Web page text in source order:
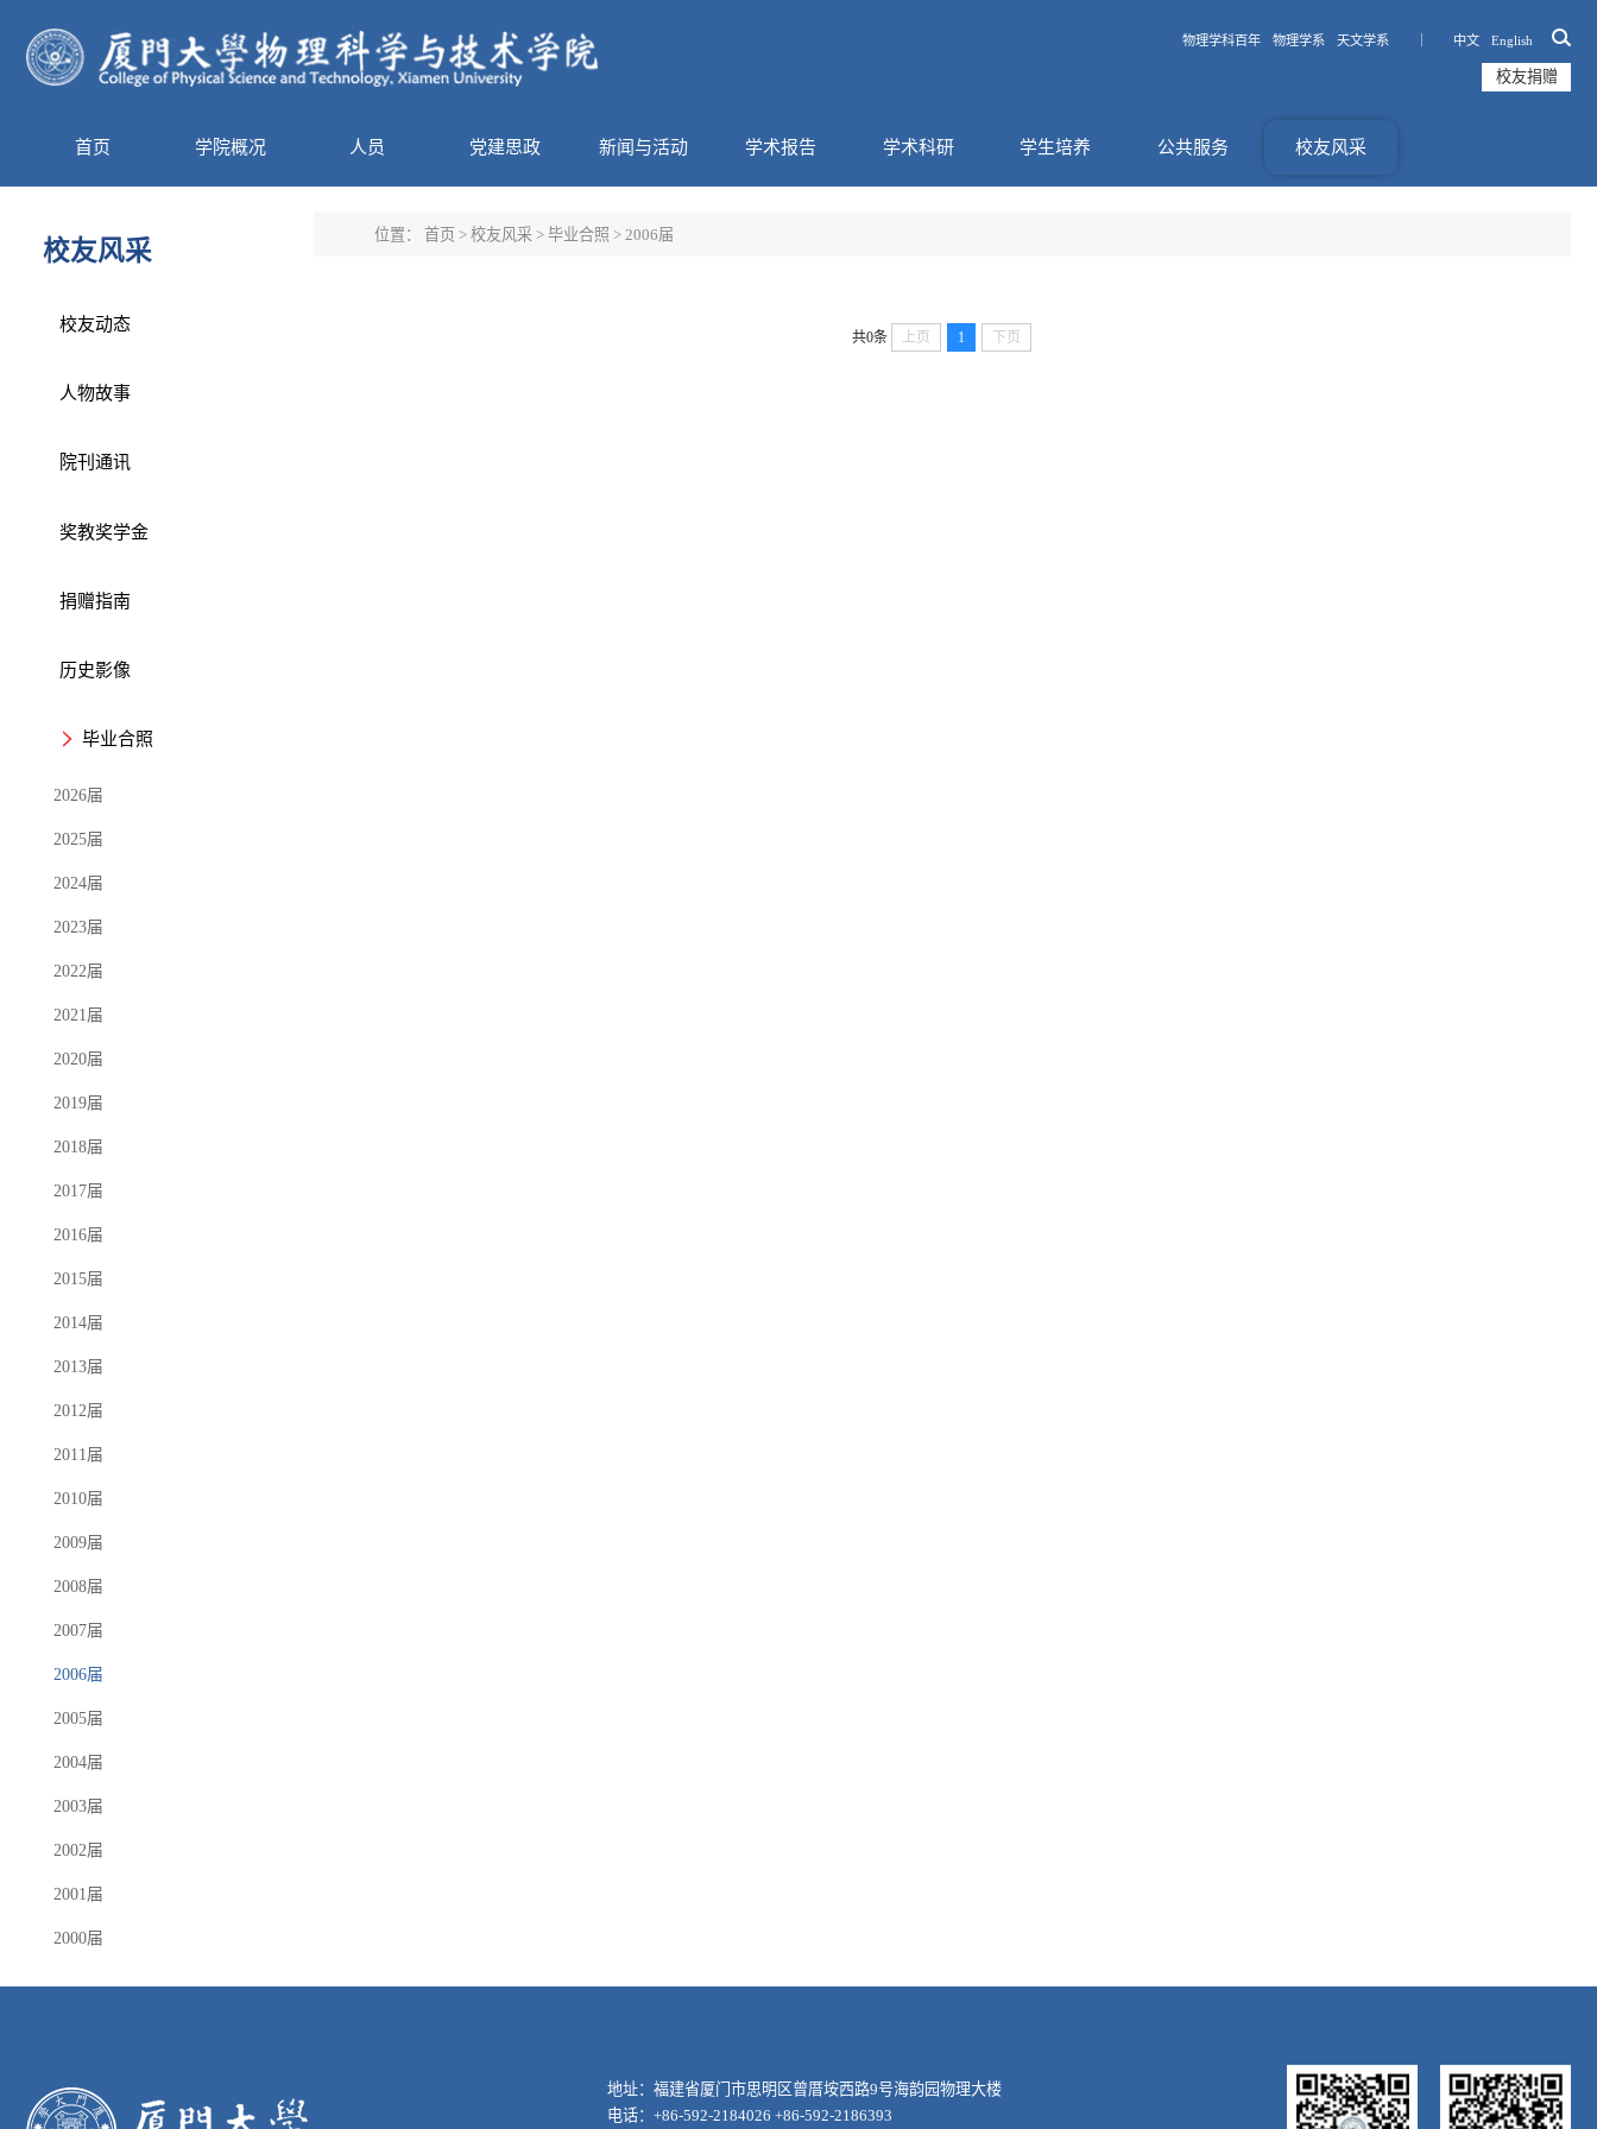
物理学科百年 物理学系 天文学系 ｜ 中文 English
校友捐赠
首页 学院概况 人员 党建思政 新闻与活动 学术报告 学术科研 学生培养 公共服务 校友风采
校友风采
校友动态
人物故事
院刊通讯
奖教奖学金
捐赠指南
历史影像
毕业合照
2026届
2025届
2024届
2023届
2022届
2021届
2020届
2019届
2018届
2017届
2016届
2015届
2014届
2013届
2012届
2011届
2010届
2009届
2008届
2007届
2006届
2005届
2004届
2003届
2002届
2001届
2000届
位置： 首页 > 校友风采> 毕业合照 > 2006届
共0条 上页 1 下页
地址：福建省厦门市思明区曾厝垵西路9号海韵园物理大楼
电话：+86-592-2184026 +86-592-2186393